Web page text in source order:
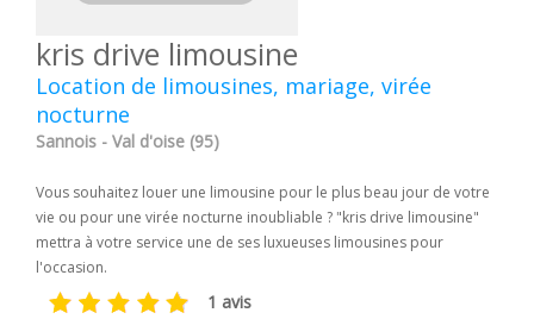
kris drive limousine
Location de limousines, mariage, virée
nocturne
Sannois - Val d'oise (95)
Vous souhaitez louer une limousine pour le plus beau jour de votre
vie ou pour une virée nocturne inoubliable ? "kris drive limousine"
mettra à votre service une de ses luxueuses limousines pour
l'occasion.
1 avis